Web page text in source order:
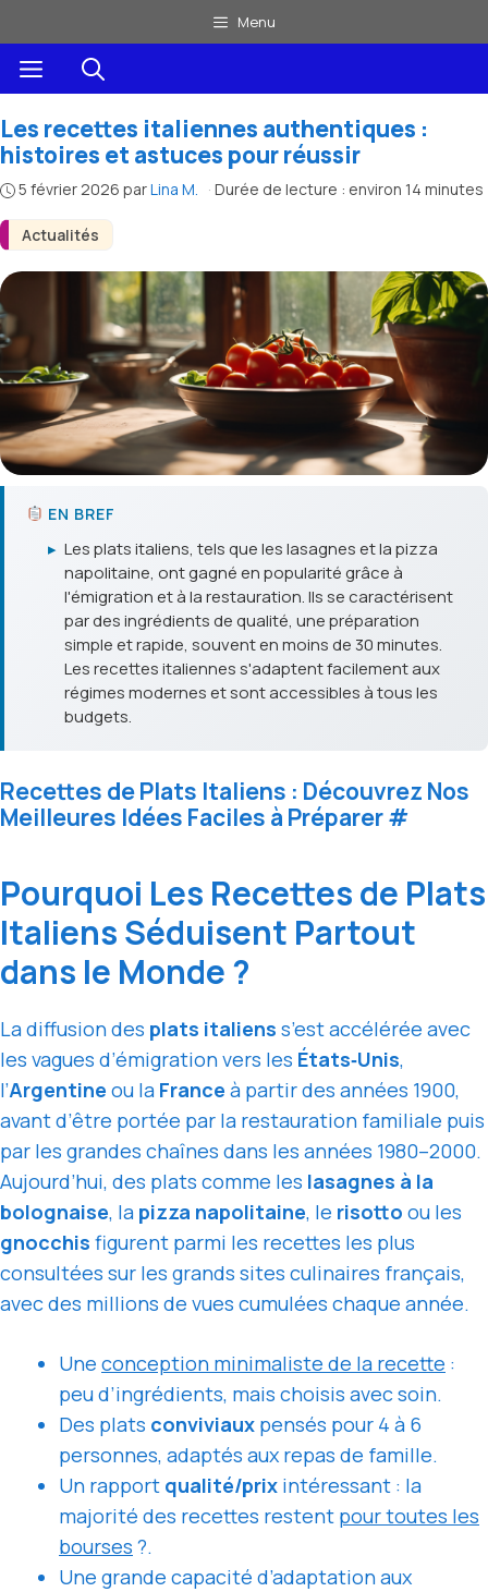
au
contenu
Menu
Menu
Actualités
Les recettes italiennes authentiques :
histoires et astuces pour réussir
5 février 2026 parLina M. · Durée de lecture : environ 14 minutes
EN BREF
▸ Les plats italiens, tels que les lasagnes et la pizza
napolitaine, ont gagné en popularité grâce à
l'émigration et à la restauration. Ils se caractérisent
par des ingrédients de qualité, une préparation
simple et rapide, souvent en moins de 30 minutes.
Les recettes italiennes s'adaptent facilement aux
régimes modernes et sont accessibles à tous les
budgets.
Recettes de Plats Italiens : Découvrez Nos
Meilleures Idées Faciles à Préparer#
Pourquoi Les Recettes de Plats
Italiens Séduisent Partout
dans le Monde ?
La diffusion des plats italiens s’est accélérée avec
les vagues d’émigration vers les États‑Unis,
l’Argentine ou la France à partir des années 1900,
avant d’être portée par la restauration familiale puis
par les grandes chaînes dans les années 1980–2000.
Aujourd’hui, des plats comme les lasagnes à la
bolognaise, la pizza napolitaine, le risotto ou les
gnocchis figurent parmi les recettes les plus
consultées sur les grands sites culinaires français,
avec des millions de vues cumulées chaque année.
Une conception minimaliste de la recette :
peu d’ingrédients, mais choisis avec soin.
Des plats conviviaux pensés pour 4 à 6
personnes, adaptés aux repas de famille.
Un rapport qualité/prix intéressant : la
majorité des recettes restent pour toutes les
bourses ?.
Une grande capacité d’adaptation aux